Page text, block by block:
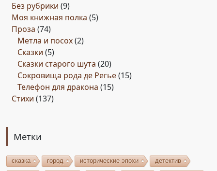
Без рубрики (9)
Моя книжная полка (5)
Проза (74)
Метла и посох(2)
Сказки (5)
Сказки старого шута (20)
Сокровища рода де Регье(15)
Телефон для дракона (15)
Стихи (137)
Метки
сказка город исторические эпохи детектив